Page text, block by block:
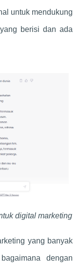
untuk mendukung
berisi dan ada
digital marketing
yang banyak
dengan